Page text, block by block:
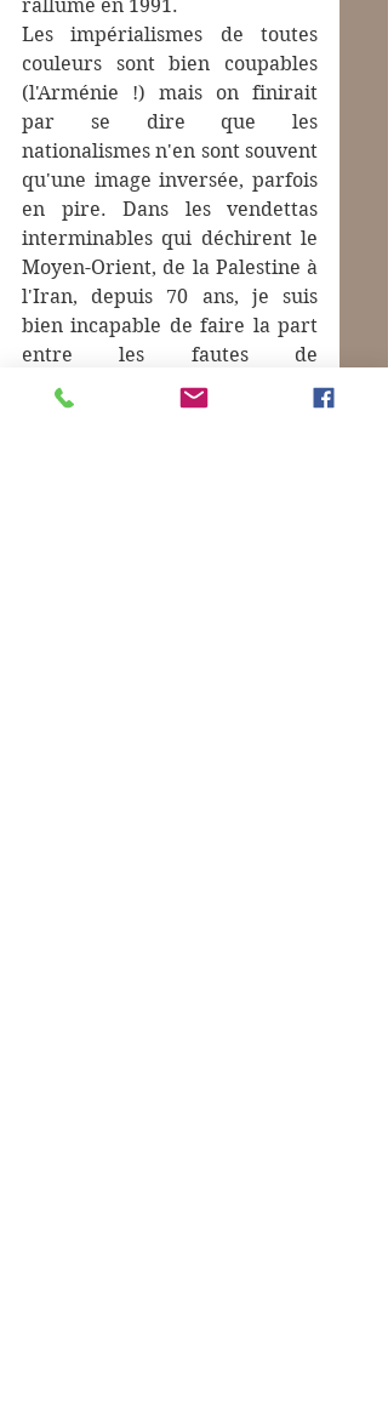
rallumé en 1991.
Les impérialismes de toutes
couleurs sont bien coupables
(l'Arménie !) mais on finirait
par se dire que les
nationalismes n'en sont souvent
qu'une image inversée, parfois
en pire. Dans les vendettas
interminables qui déchirent le
Moyen-Orient, de la Palestine à
l'Iran, depuis 70 ans, je suis
bien incapable de faire la part
entre les fautes de
l'impérialisme et celles
commises par les